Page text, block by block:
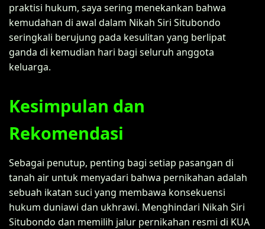
praktisi hukum, saya sering menekankan bahwa
kemudahan di awal dalam Nikah Siri Situbondo
seringkali berujung pada kesulitan yang berlipat
ganda di kemudian hari bagi seluruh anggota
keluarga.
Kesimpulan dan
Rekomendasi
Sebagai penutup, penting bagi setiap pasangan di
tanah air untuk menyadari bahwa pernikahan adalah
sebuah ikatan suci yang membawa konsekuensi
hukum duniawi dan ukhrawi. Menghindari Nikah Siri
Situbondo dan memilih jalur pernikahan resmi di KUA